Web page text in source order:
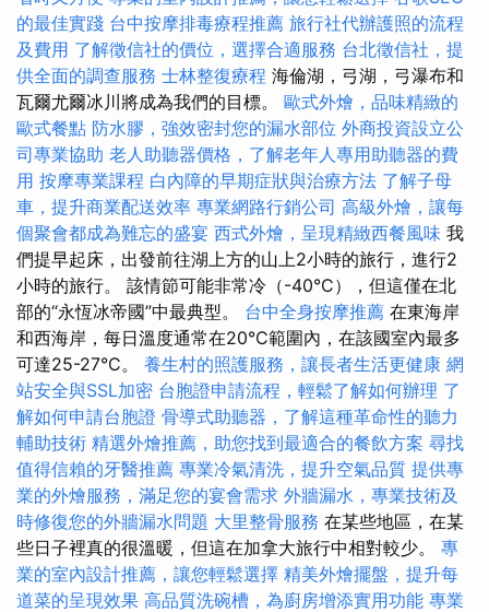
的最佳實踐 台中按摩排毒療程推薦 旅行社代辦護照的流程
及費用 了解徵信社的價位，選擇合適服務 台北徵信社，提
供全面的調查服務 士林整復療程 海倫湖，弓湖，弓瀑布和
瓦爾尤爾冰川將成為我們的目標。 歐式外燴，品味精緻的
歐式餐點 防水膠，強效密封您的漏水部位 外商投資設立公
司專業協助 老人助聽器價格，了解老年人專用助聽器的費
用 按摩專業課程 白內障的早期症狀與治療方法 了解子母
車，提升商業配送效率 專業網路行銷公司 高級外燴，讓每
個聚會都成為難忘的盛宴 西式外燴，呈現精緻西餐風味 我
們提早起床，出發前往湖上方的山上2小時的旅行，進行2
小時的旅行。 該情節可能非常冷（-40°C），但這僅在北
部的“永恆冰帝國”中最典型。 台中全身按摩推薦 在東海岸
和西海岸，每日溫度通常在20°C範圍內，在該國室內最多
可達25-27°C。 養生村的照護服務，讓長者生活更健康 網
站安全與SSL加密 台胞證申請流程，輕鬆了解如何辦理 了
解如何申請台胞證 骨導式助聽器，了解這種革命性的聽力
輔助技術 精選外燴推薦，助您找到最適合的餐飲方案 尋找
值得信賴的牙醫推薦 專業冷氣清洗，提升空氣品質 提供專
業的外燴服務，滿足您的宴會需求 外牆漏水，專業技術及
時修復您的外牆漏水問題 大里整骨服務 在某些地區，在某
些日子裡真的很溫暖，但這在加拿大旅行中相對較少。 專
業的室內設計推薦，讓您輕鬆選擇 精美外燴擺盤，提升每
道菜的呈現效果 高品質洗碗槽，為廚房增添實用功能 專業